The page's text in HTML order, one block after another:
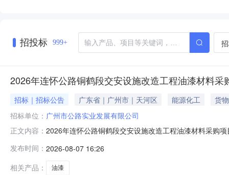
招投标 999+
2026年连怀公路铜鹤段交安设施改造工程油漆材料采
招标｜招标公告 广东省｜广州市｜天河区 能源化工
货物
招标单位： 广州市公路实业发展有限公司
正文内容： 2026年连怀公路铜鹤段交安设施改造工程油漆材料采购
选四、采购内容油漆，详见比选函报价表五、采购项目
一致的，报价单位的含税及
发布时间： 2026-08-07 16:26
相关产品：
油漆